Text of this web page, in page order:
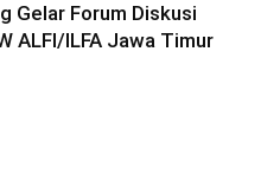
Gelar Forum Diskusi
ALFI/ILFA Jawa Timur